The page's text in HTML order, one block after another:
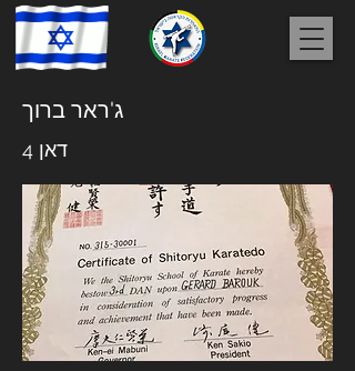
ג'ראר ברוך
דאן 4